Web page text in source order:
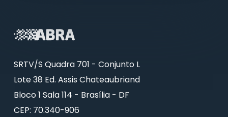
SRTV/S Quadra 701 - Conjunto L
Lote 38 Ed. Assis Chateaubriand
Bloco 1 Sala 114 - Brasília - DF
CEP: 70.340-906